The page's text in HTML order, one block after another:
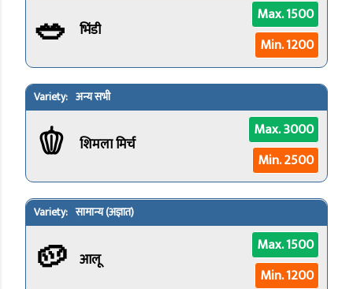
🥗 भिंडी
Max. 1500
Min. 1200
अन्य सभी
🫑 शिमला मिर्च
Max. 3000
Min. 2500
सामान्य (अज्ञात)
🥔 आलू
Max. 1500
Min. 1200